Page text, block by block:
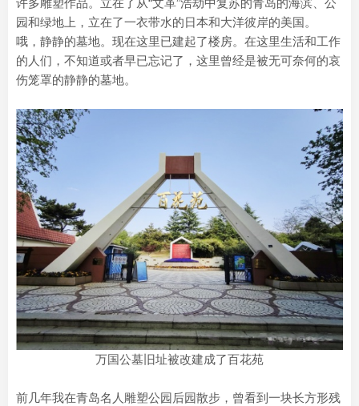
许多雕塑作品。立在了从“文革”浩劫中复苏的青岛的海滨、公
园和绿地上，立在了一衣带水的日本和大洋彼岸的美国。
哦，静静的墓地。现在这里已建起了楼房。在这里生活和工作
的人们，不知道或者早已忘记了，这里曾经是被无可奈何的哀
伤笼罩的静静的墓地。
万国公墓旧址被改建成了百花苑
前几年我在青岛名人雕塑公园后园散步，曾看到一块长方形残